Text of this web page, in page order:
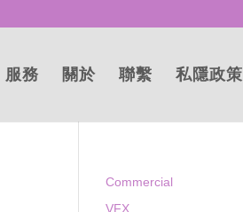
服務 關於 聯繫 私隱政策
Commercial
VFX